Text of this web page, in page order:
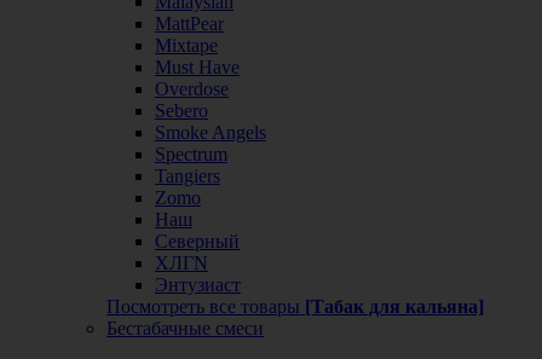
MattPear
Mixtape
Must Have
Overdose
Sebero
Smoke Angels
Spectrum
Tangiers
Zomo
Наш
Северный
ХЛГN
Энтузиаст
Посмотреть все товары [Табак для кальяна]
Бестабачные смеси